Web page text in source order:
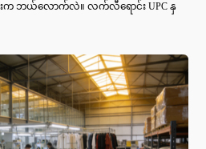
းက ဘယ်လောက်လဲ။ လက်လီရောင်း UPC နှ